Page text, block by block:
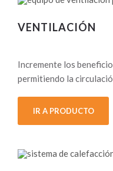
VENTILACIÓN
Incremente los
permitiendo la
IR A PRODUCTO